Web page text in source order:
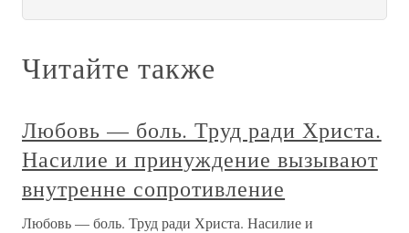
Читайте также
Любовь — боль. Труд ради Христа.
Насилие и принуждение вызывают
внутренне сопротивление
Любовь — боль. Труд ради Христа. Насилие и